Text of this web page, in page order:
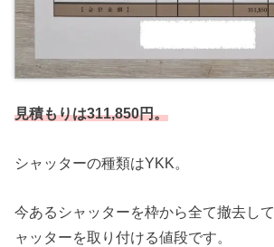
見積もりは311,850円。
シャッターの種類はYKK。
今あるシャッターを枠から全て撤去し
ャッターを取り付ける値段です。